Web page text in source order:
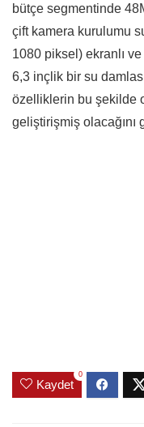
bütçe segmentinde
çift kamera kurulumu
1080 piksel) ekranlı
6,3 inçlik bir su
özelliklerin bu şekilde
geliştirişmiş olacağını
Kaydet
0